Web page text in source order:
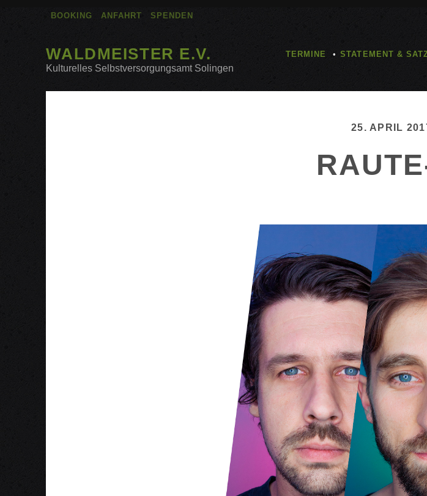
BOOKING ANFAHRT SPENDEN
WALDMEISTER E.V.
Kulturelles Selbstversorgungsamt Solingen
TERMINE STATEMENT &
25. APRIL